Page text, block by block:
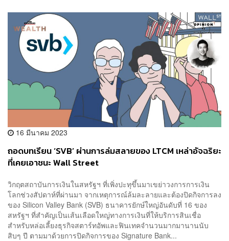
16 มีนาคม 2023
ถอดบทเรียน ‘SVB’ ผ่านการล่มสลายของ LTCM เหล่าอัจฉริยะ
ที่เคยเอาชนะ Wall Street
วิกฤตสถาบันการเงินในสหรัฐฯ ที่เพิ่งปะทุขึ้นมาเขย่าวงการการเงิน
โลกช่วงสัปดาห์ที่ผ่านมา จากเหตุการณ์ล้มละลายและต้องปิดกิจการลง
ของ Silicon Valley Bank (SVB) ธนาคารยักษ์ใหญ่อันดับที่ 16 ของ
สหรัฐฯ ที่สำคัญเป็นเส้นเลือดใหญ่ทางการเงินที่ให้บริการสินเชื่อ
สำหรับหล่อเลี้ยงธุรกิจสตาร์ทอัพและฟินเทคจำนวนมากมานานนับ
สิบๆ ปี ตามมาด้วยการปิดกิจการของ Signature Bank...